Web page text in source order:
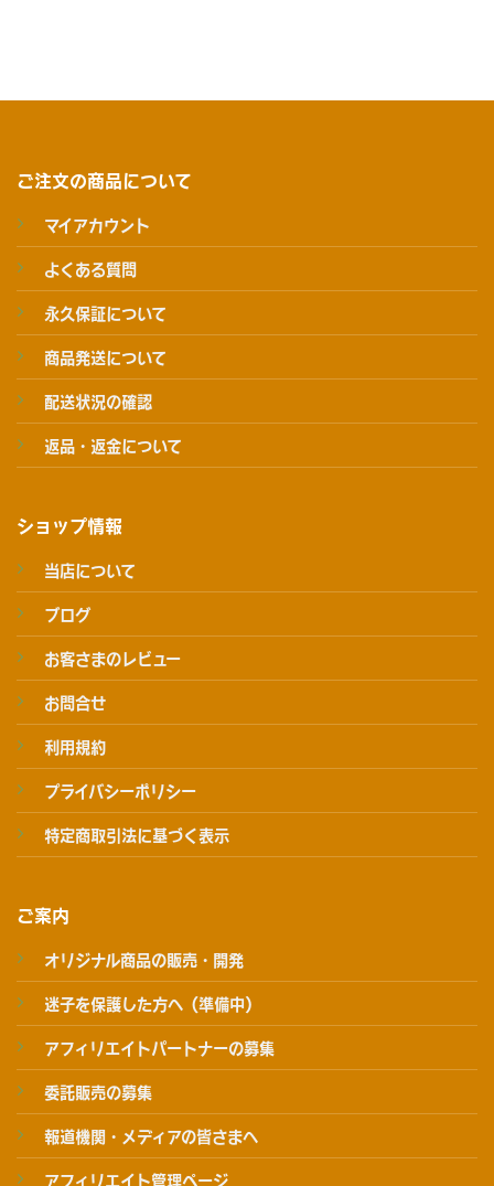
ご注文の商品について
マイアカウント
よくある質問
永久保証について
商品発送について
配送状況の確認
返品・返金について
ショップ情報
当店について
ブログ
お客さまのレビュー
お問合せ
利用規約
プライバシーポリシー
特定商取引法に基づく表示
ご案内
オリジナル商品の販売・開発
迷子を保護した方へ（準備中）
アフィリエイトパートナーの募集
委託販売の募集
報道機関・メディアの皆さまへ
アフィリエイト管理ページ